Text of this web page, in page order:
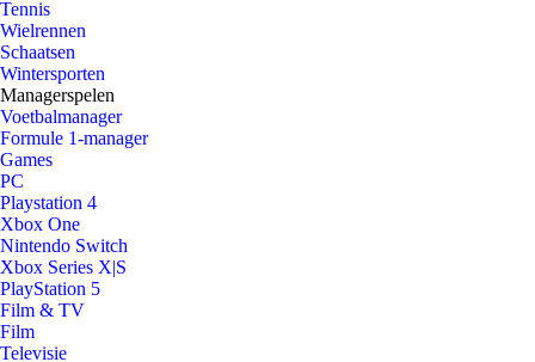
Tennis
Wielrennen
Schaatsen
Wintersporten
Managerspelen
Voetbalmanager
Formule 1-manager
Games
PC
Playstation 4
Xbox One
Nintendo Switch
Xbox Series X|S
PlayStation 5
Film & TV
Film
Televisie